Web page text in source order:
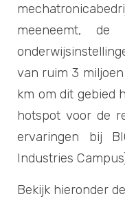
meeneemt, de
van ruim 3
km om dit gebied
hotspot voor de
ervaringen bij
Industries
Bekijk hieronder